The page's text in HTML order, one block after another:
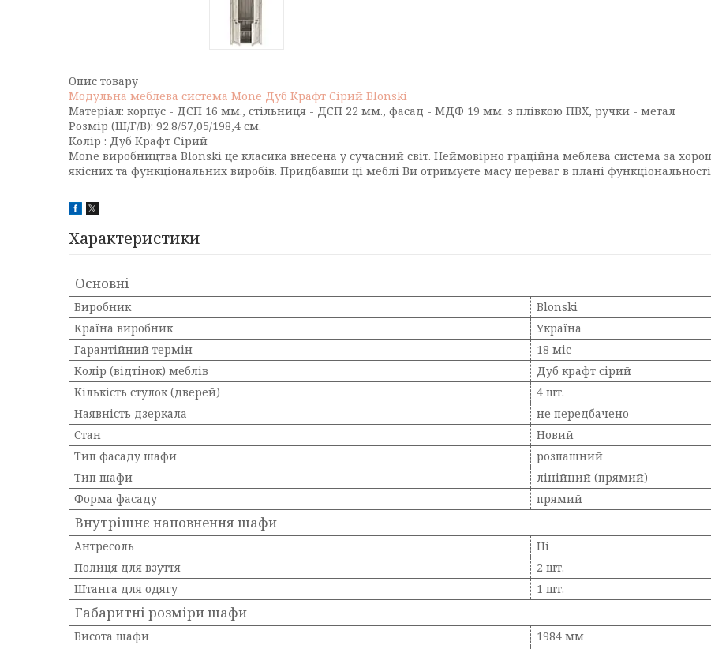
Опис товару
Модульна меблева система Mone Дуб Крафт Сірий Blonski
Матеріал: корпус - ДСП 16 мм., стільниця - ДСП 22 мм., фасад - МДФ 19 мм. з плівкою ПВХ, ручки - метал
Розмір (Ш/Г/В): 92.8/57,05/198,4 см.
Колір : Дуб Крафт Сірий
Mone виробництва Blonski це класика внесена у сучасний світ. Неймовірно граційна меблева система за
якісних та функціональних виробів. Придбавши ці меблі Ви отримуєте масу переваг в плані
Характеристики
Основні
Виробник
Blonski
Країна виробник
Україна
Гарантійний термін
18 міс
Колір (відтінок) меблів
Дуб крафт сірий
Кількість стулок (дверей)
4 шт.
Наявність дзеркала
не передбачено
Стан
Новий
Тип фасаду шафи
розпашний
Тип шафи
лінійний (прямий)
Форма фасаду
прямий
Внутрішнє наповнення шафи
Антресоль
Ні
Полиця для взуття
2 шт.
Штанга для одягу
1 шт.
Габаритні розміри шафи
Висота шафи
1984 мм